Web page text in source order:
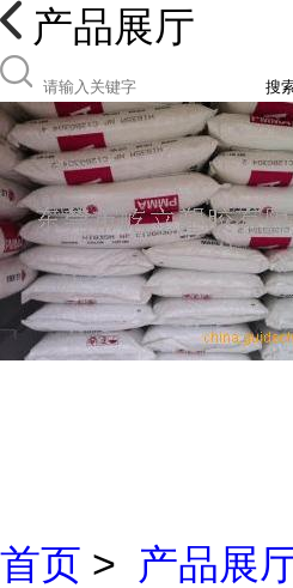
产品展厅
搜
首页 > 产品展